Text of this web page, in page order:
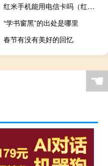
红米手机能用电信卡吗（红米手机电信版能电信卡和移动卡同时待机但只选择移动卡上网吗）
“学书窗黑”的出处是哪里
春节有没有美好的回忆
☚